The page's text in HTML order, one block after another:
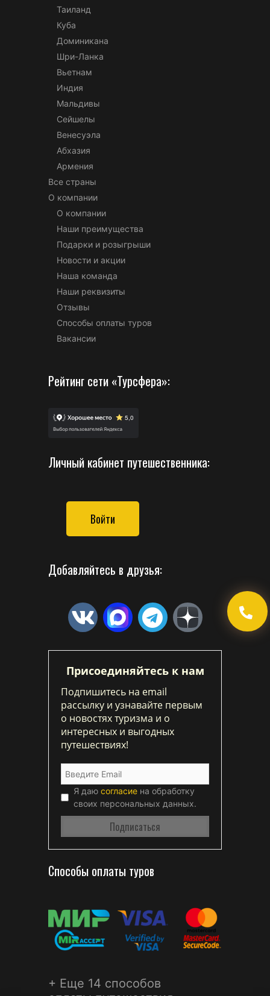
Таиланд
Куба
Доминикана
Шри-Ланка
Вьетнам
Индия
Мальдивы
Сейшелы
Венесуэла
Абхазия
Армения
Все страны
О компании
О компании
Наши преимущества
Подарки и розыгрыши
Новости и акции
Наша команда
Наши реквизиты
Отзывы
Способы оплаты туров
Вакансии
Рейтинг сети «Турсфера»:
Личный кабинет путешественника:
Войти
Добавляйтесь в друзья:
Присоединяйтесь к нам
Подпишитесь на email
рассылку и узнавайте первым
о новостях туризма и о
интересных и выгодных
путешествиях!
Я даю согласие на обработку
своих персональных данных.
Способы оплаты туров
+ Еще 14 способов